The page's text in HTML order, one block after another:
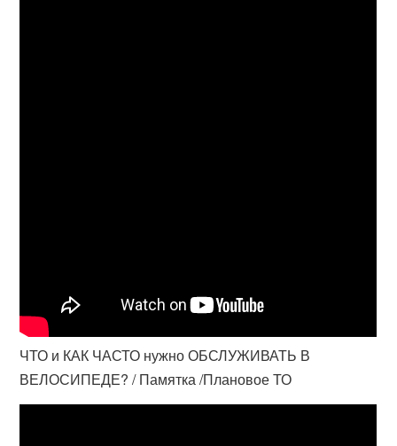
ЧТО и КАК ЧАСТО нужно ОБСЛУЖИВАТЬ В
ВЕЛОСИПЕДЕ? / Памятка /Плановое ТО